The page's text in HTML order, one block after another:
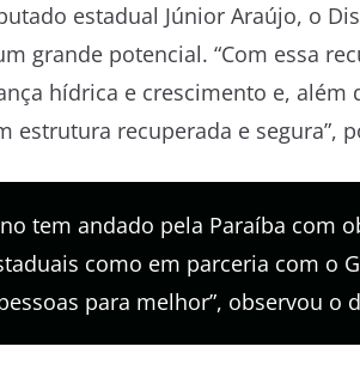
estadual Júnior Araújo, o
grande potencial. “Com essa
hídrica e crescimento e,
estrutura recuperada e segura”,
tem andado pela Paraíba com
como em parceria com o
para melhor”, observou o